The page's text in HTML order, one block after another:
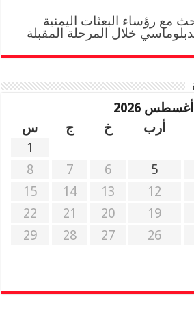
مع رؤساء البعثات اليمنية
خلال المرحلة المقبلة
أغسطس 2026
أرب خ ج
س
1
5
6
7
8
12
13
14
15
19
20
21
22
26
27
28
29